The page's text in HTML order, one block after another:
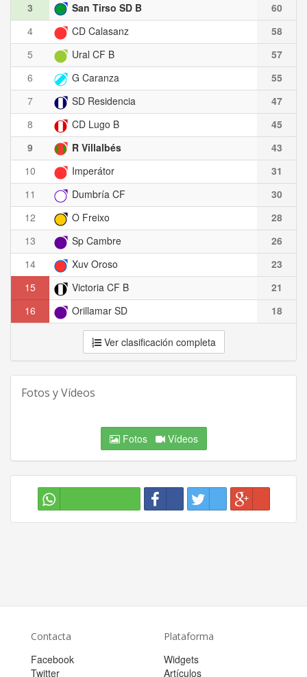
3
San Tirso SD B
60
4
CD Calasanz
58
5
Ural CF B
57
6
G Caranza
55
7
SD Residencia
47
8
CD Lugo B
45
9
R Villalbés
43
10
Imperátor
31
11
Dumbría CF
30
12
O Freixo
28
13
Sp Cambre
26
14
Xuv Oroso
23
15
Victoria CF B
21
16
Orillamar SD 18
Ver clasificación completa
Fotos y Vídeos
Fotos Vídeos
Contacta
Facebook
Twitter
Plataforma
Widgets
Artículos